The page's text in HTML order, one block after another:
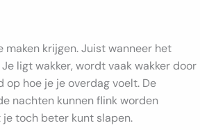
krijgen. Juist wanneer het
ligt wakker, wordt vaak wakker door
hoe je je overdag voelt. De
nachten kunnen flink worden
je toch beter kunt slapen.